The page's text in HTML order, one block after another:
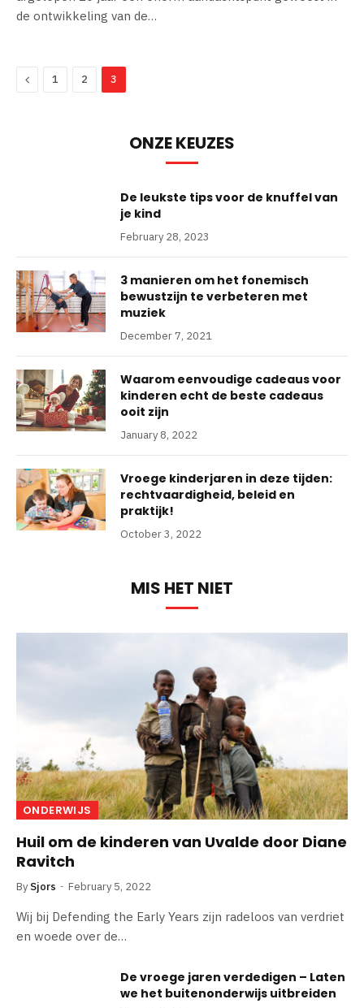
de ontwikkeling van de…
Previous
1 2 3
ONZE KEUZES
De leukste tips voor de knuffel van
je kind
February 28, 2023
3 manieren om het fonemisch
bewustzijn te verbeteren met
muziek
December 7, 2021
Waarom eenvoudige cadeaus voor
kinderen echt de beste cadeaus
ooit zijn
January 8, 2022
Vroege kinderjaren in deze tijden:
rechtvaardigheid, beleid en
praktijk!
October 3, 2022
MIS HET NIET
ONDERWIJS
Huil om de kinderen van Uvalde door Diane
Ravitch
By Sjors February 5, 2022
Wij bij Defending the Early Years zijn radeloos van verdriet
en woede over de…
De vroege jaren verdedigen – Laten
we het buitenonderwijs uitbreiden